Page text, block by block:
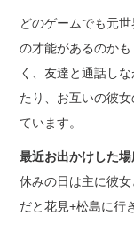
どのゲームでも元
の才能があるのか
く、友達と通話し
たり、お互いの彼
ています。
最近お出かけした場
休みの日は主に彼
だと花見+松島に行